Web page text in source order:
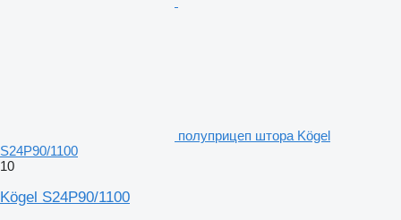
полуприцеп штора Kögel
S24P90/1100
10
Kögel S24P90/1100